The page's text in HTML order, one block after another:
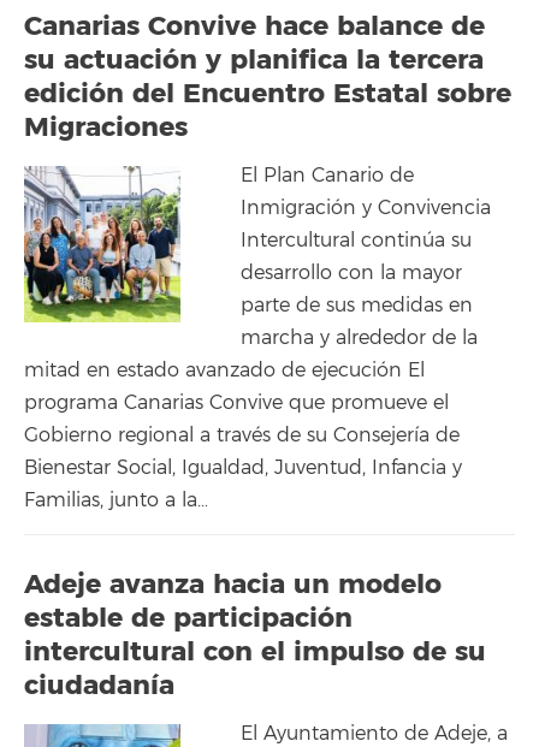
Canarias Convive hace balance de
su actuación y planifica la tercera
edición del Encuentro Estatal sobre
Migraciones
El Plan Canario de
Inmigración y Convivencia
Intercultural continúa su
desarrollo con la mayor
parte de sus medidas en
marcha y alrededor de la
mitad en estado avanzado de ejecución El
programa Canarias Convive que promueve el
Gobierno regional a través de su Consejería de
Bienestar Social, Igualdad, Juventud, Infancia y
Familias, junto a la…
Adeje avanza hacia un modelo
estable de participación
intercultural con el impulso de su
ciudadanía
El Ayuntamiento de Adeje, a